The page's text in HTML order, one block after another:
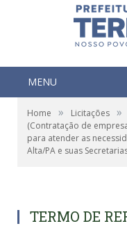
MENU
Home » Licitações »
(Contratação de
para atender as
Alta/PA e suas
TERMO DE